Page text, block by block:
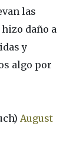
las
daño a
y
algo por
August